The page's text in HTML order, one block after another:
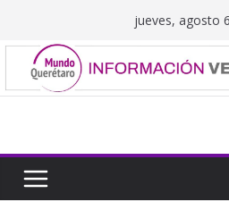
contenido
jueves, agosto